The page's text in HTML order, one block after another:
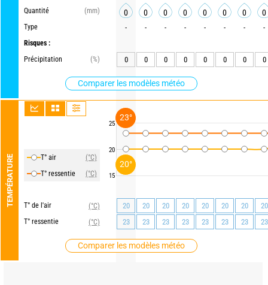
Quantité
(mm)
Type
Risques :
Précipitation
(%)
Comparer les modèles météo
TEMPÉRATURE T° air
(°C)
T° ressentie
(°C)
T° de l'air
(°C)
T° ressentie
(°C)
Comparer les modèles météo
25
20
15
0 0 0 0 0 0 0 0
- - - - - - - -
0 0 0 0 0 0 0 0
20 20 20 20 20 20 20
20
23
23 23 23 23 23 23 23
20°
23°